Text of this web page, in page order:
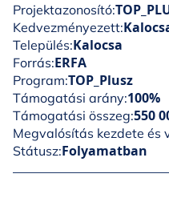
Projektazonosító:
Kedvezményezett:
Település:Kalocsa
Forrás:ERFA
Program:TOP_Plusz
Támogatási arány:100%
Támogatási összeg:550
Megvalósítás kezdete és
Státusz:Folyamatban